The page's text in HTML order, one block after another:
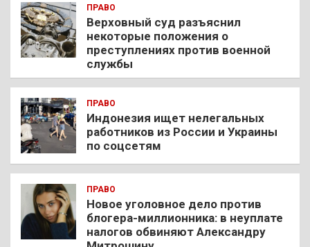
ПРАВО
Верховный суд разъяснил
некоторые положения о
преступлениях против военной
службы
ПРАВО
Индонезия ищет нелегальных
работников из России и Украины
по соцсетям
ПРАВО
Новое уголовное дело против
блогера-миллионника: в неуплате
налогов обвиняют Александру